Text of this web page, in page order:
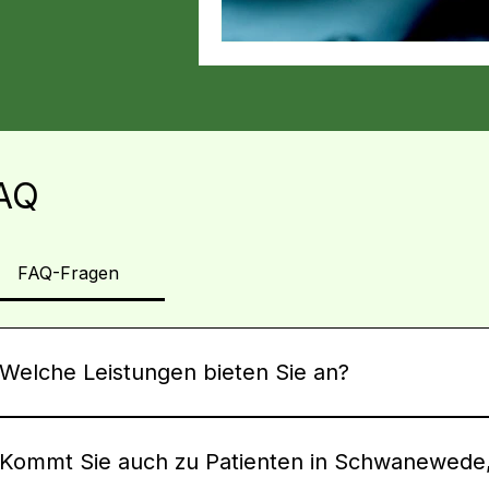
FAQ-Fragen
Welche Leistungen bieten Sie an?
und Behandlungspflege auch spezialisierte
Kommt Sie auch zu Patienten in